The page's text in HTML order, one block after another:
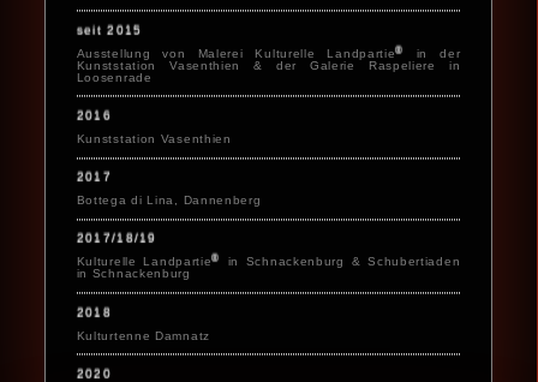
seit 2015
Ausstellung von Malerei Kulturelle Landpartie®
in der
Kunststation Vasenthien & der Galerie Raspeliere in
Loosenrade
2016
Kunststation Vasenthien
2017
Bottega di Lina, Dannenberg
2017/18/19
Kulturelle Landpartie®
in Schnackenburg & Schubertiaden
in Schnackenburg
2018
Kulturtenne Damnatz
2020